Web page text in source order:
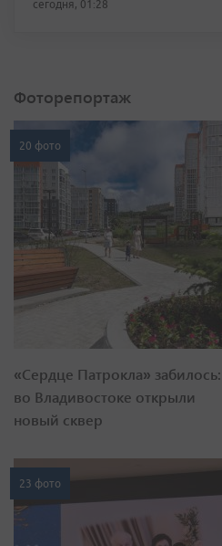
сегодня, 01:28
Фоторепортаж
20 фото
«Сердце Патрокла» забилось:
во Владивостоке открыли
новый сквер
23 фото